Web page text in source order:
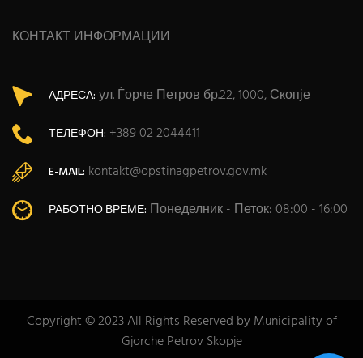
КОНТАКТ ИНФОРМАЦИИ
АДРЕСА: ул. Ѓорче Петров бр.22, 1000, Скопје
ТЕЛЕФОН: +389 02 2044411
E-MAIL: kontakt@opstinagpetrov.gov.mk
РАБОТНО ВРЕМЕ: Понеделник - Петок: 08:00 - 16:00
Copyright © 2023 All Rights Reserved by Municipality of
Gjorche Petrov Skopje